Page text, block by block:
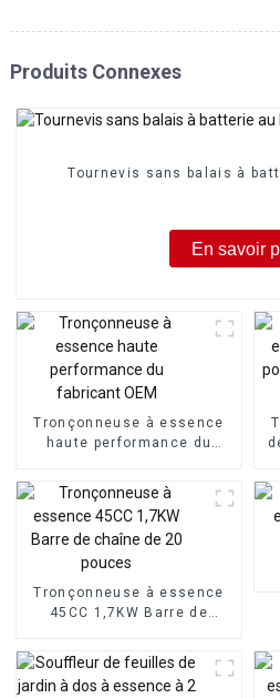
Produits Connexes
Tournevis sans balais à
En savoir
Tronçonneuse à essence
haute performance du
Tronçonneuse à essence
45CC 1,7KW Barre de